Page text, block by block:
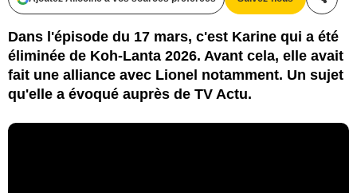
Dans l'épisode du 17 mars, c'est Karine qui a été
éliminée de Koh-Lanta 2026. Avant cela, elle avait
fait une alliance avec Lionel notamment. Un sujet
qu'elle a évoqué auprès de TV Actu.